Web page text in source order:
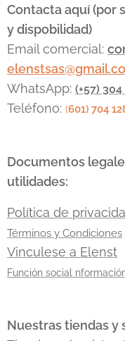
Contacta aquí (por
y dispobilidad)
Email comercial:
WhatsApp: (+57)
Teléfono: (601) 704
Documentos
utilidades:
Política de
Términos y Condiciones
Vinculese a Elenst
Función social
Nuestras tiendas y